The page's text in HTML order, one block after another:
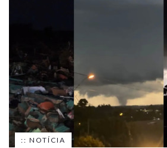
:: NOTÍCIA